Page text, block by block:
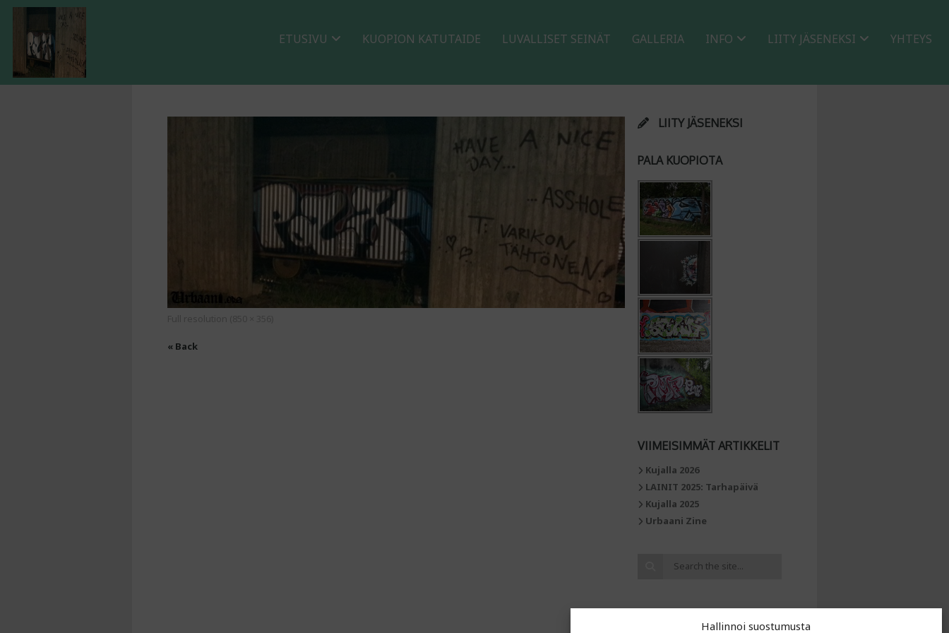
Hallinnoi suostumusta
ETUSIVU KUOPION KATUTAIDE LUVALLISET SEINÄT GALLERIA INFO LIITY JÄSENEKSI YHTEYS
« Back
LIITY JÄSENEKSI
PALA KUOPIOTA
VIIMEISIMMÄT ARTIKKELIT
Kujalla 2026
LAINIT 2025: Tarhapäivä
Kujalla 2025
Urbaani Zine